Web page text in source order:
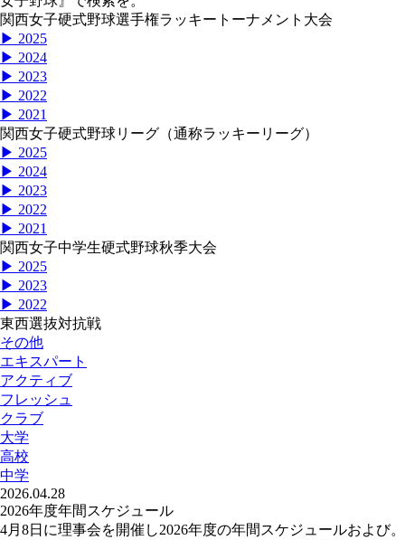
関西女子硬式野球選手権ラッキートーナメント大会
▶ 2025
▶ 2024
▶ 2023
▶ 2022
▶ 2021
関西女子硬式野球リーグ（通称ラッキーリーグ）
▶ 2025
▶ 2024
▶ 2023
▶ 2022
▶ 2021
関西女子中学生硬式野球秋季大会
▶ 2025
▶ 2023
▶ 2022
東西選抜対抗戦
その他
エキスパート
アクティブ
フレッシュ
クラブ
大学
高校
中学
2026.04.28
2026年度年間スケジュール
4月8日に理事会を開催し2026年度の年間スケジュールおよび。